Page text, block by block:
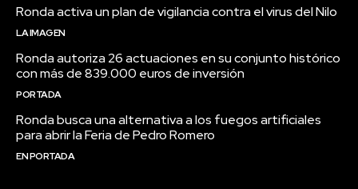
Ronda activa un plan de vigilancia contra el virus del Nilo
LA IMAGEN
Ronda autoriza 26 actuaciones en su conjunto histórico
con más de 839.000 euros de inversión
PORTADA
Ronda busca una alternativa a los fuegos artificiales
para abrir la Feria de Pedro Romero
EN PORTADA